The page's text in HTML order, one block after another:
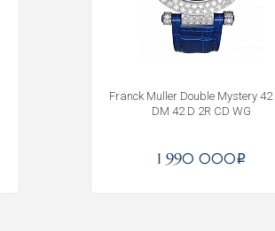
Franck Muller Double Mystery 42
DM 42 D 2R CD WG
1 990 000i